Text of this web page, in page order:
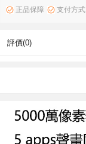
正品保障 支付方式
評價(0)